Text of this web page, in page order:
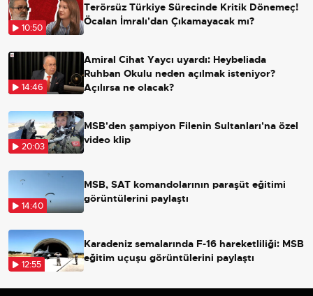
10:50
Terörsüz Türkiye Sürecinde Kritik Dönemeç!
Öcalan İmralı'dan Çıkamayacak mı?
14:46
Amiral Cihat Yaycı uyardı: Heybeliada
Ruhban Okulu neden açılmak isteniyor?
Açılırsa ne olacak?
20:03
MSB'den şampiyon Filenin Sultanları'na özel
video klip
14:40
MSB, SAT komandolarının paraşüt eğitimi
görüntülerini paylaştı
12:55
Karadeniz semalarında F-16 hareketliliği: MSB
eğitim uçuşu görüntülerini paylaştı